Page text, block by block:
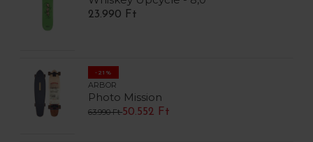
23.990 Ft
-21%
ARBOR
Photo Mission
63.990 Ft50.552 Ft